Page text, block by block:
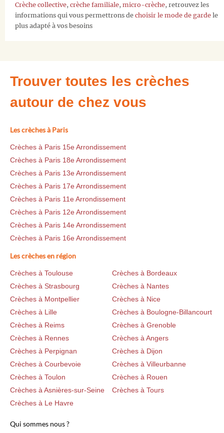
Crèche collective, crèche familiale, micro-crèche, retrouvez les
informations qui vous permettrons de choisir le mode de garde le
plus adapté à vos besoins
Trouver toutes les crèches
autour de chez vous
Les crèches à Paris
Crèches à Paris 15e Arrondissement
Crèches à Paris 18e Arrondissement
Crèches à Paris 13e Arrondissement
Crèches à Paris 17e Arrondissement
Crèches à Paris 11e Arrondissement
Crèches à Paris 12e Arrondissement
Crèches à Paris 14e Arrondissement
Crèches à Paris 16e Arrondissement
Les crèches en région
Crèches à Toulouse
Crèches à Bordeaux
Crèches à Strasbourg
Crèches à Nantes
Crèches à Montpellier
Crèches à Nice
Crèches à Lille
Crèches à Boulogne-Billancourt
Crèches à Reims
Crèches à Grenoble
Crèches à Rennes
Crèches à Angers
Crèches à Perpignan
Crèches à Dijon
Crèches à Courbevoie
Crèches à Villeurbanne
Crèches à Toulon
Crèches à Rouen
Crèches à Asnières-sur-Seine
Crèches à Tours
Crèches à Le Havre
Qui sommes nous ?